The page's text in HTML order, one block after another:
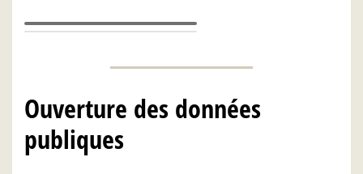
Ouverture des données
publiques